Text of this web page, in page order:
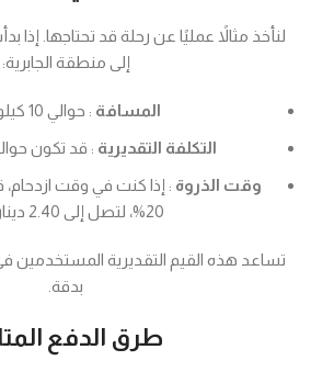
لنأخذ مثالاً عمليًا عن رحلة قد تحتاجها.
إلى منطقة الجابرية:
المسافة : حوالي 10 كيلومترات.
التكلفة التقديرية : قد تكون حوالي 2 دينار
وقت الذروة : إذا كنت في وقت ازدحام،
20%، لتصل إلى 2.40 دينار كويتي.
تساعد هذه القيم التقديرية المستخدمين
بدقة.
طرق الدفع